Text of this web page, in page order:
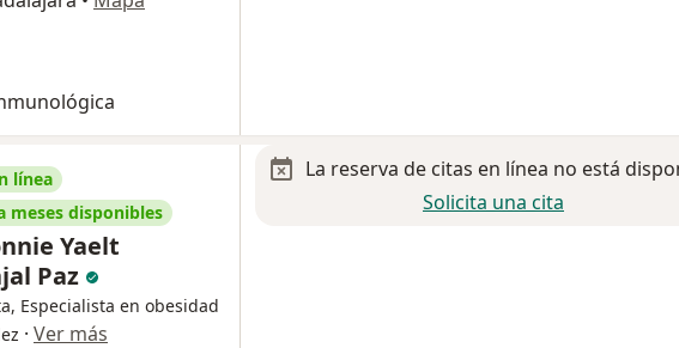
línea
meses disponibles
Yaelt
Paz
Especialista en obesidad
· Ver más
La reserva de citas en línea no está
Solicita una cita